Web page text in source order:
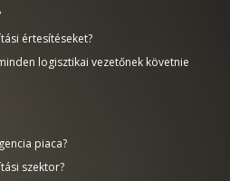
értesítéseket?
logisztikai vezetőnek követnie
piaca?
szektor?